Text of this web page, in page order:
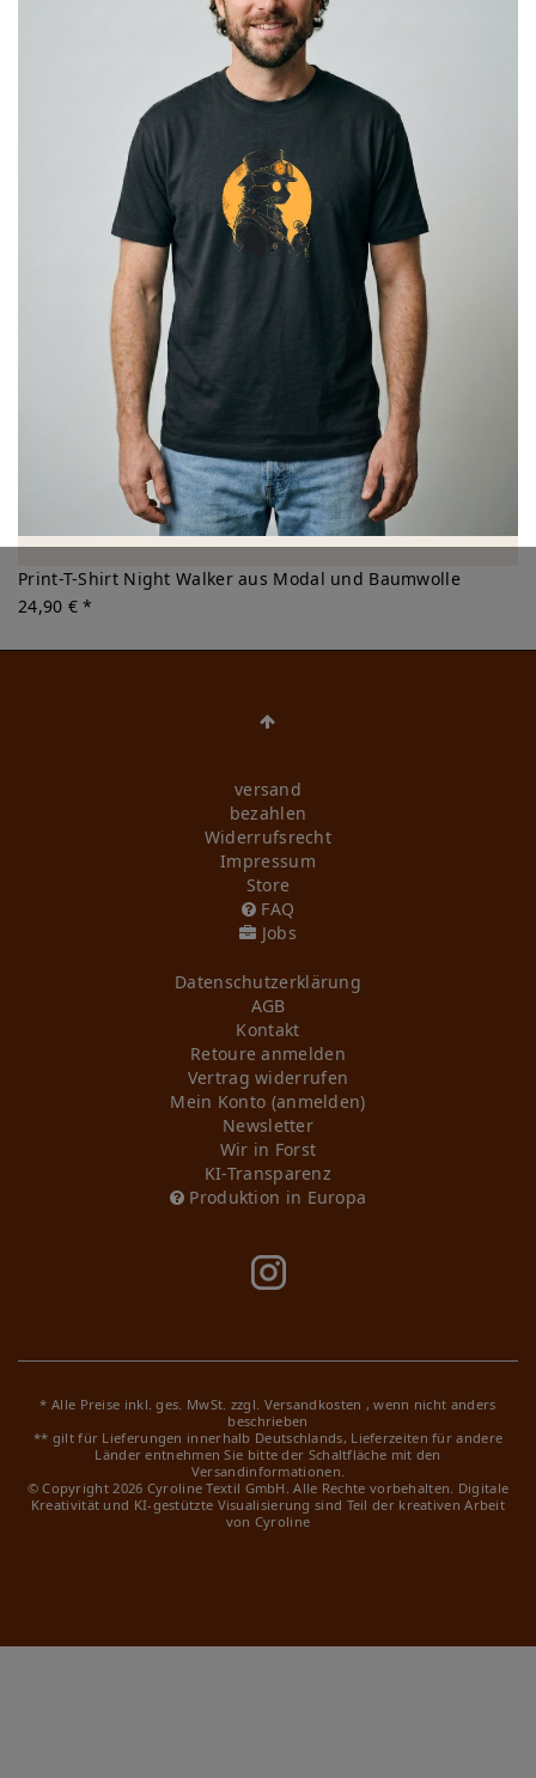
Print-T-Shirt Night Walker aus Modal und Baumwolle
24,90 € *
versand
bezahlen
Widerrufs­recht
Impressum
Store
FAQ
Jobs
Daten­schutz­erklärung
AGB
Kontakt
Retoure anmelden
Vertrag widerrufen
Mein Konto (anmelden)
Newsletter
Wir in Forst
KI-Transparenz
Produktion in Europa
* Alle Preise inkl. ges. MwSt. zzgl. Versandkosten , wenn nicht anders
beschrieben
** gilt für Lieferungen innerhalb Deutschlands, Lieferzeiten für andere
Länder entnehmen Sie bitte der Schaltfläche mit den
Versandinformationen.
© Copyright 2026 Cyroline Textil GmbH. Alle Rechte vorbehalten. Digitale
Kreativität und KI-gestützte Visualisierung sind Teil der kreativen Arbeit
von Cyroline